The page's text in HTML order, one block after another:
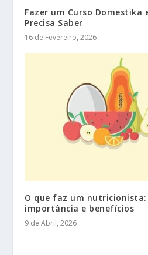
Fazer um Curso Domestika
Precisa Saber
16 de Fevereiro, 2026
O que faz um nutricionista:
importância e benefícios
9 de Abril, 2026